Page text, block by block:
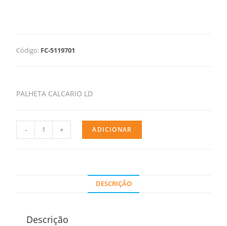
Código: FC-5119701
PALHETA CALCARIO LD
- + ADICIONAR
DESCRIÇÃO
Descrição